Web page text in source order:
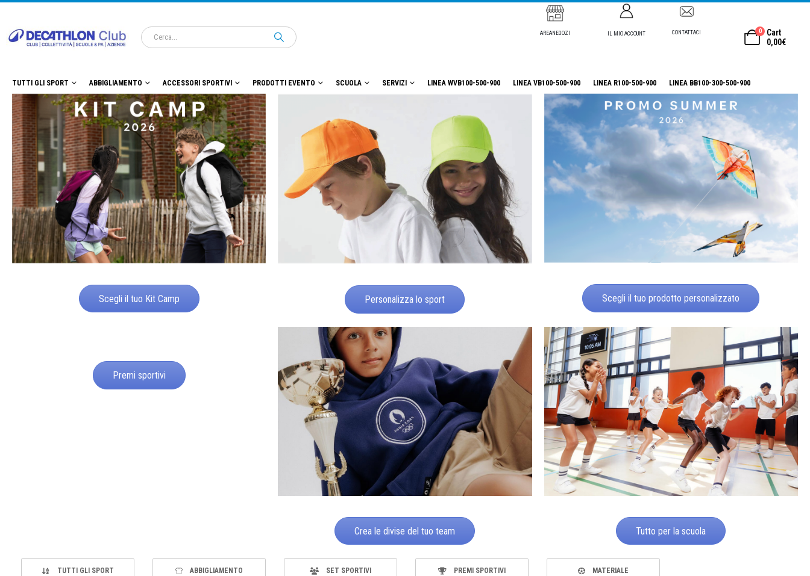
AREANEGOZI IL MIO ACCOUNT CONTATTACI 0
Cart
0,00€
TUTTI GLI SPORT ABBIGLIAMENTO ACCESSORI SPORTIVI PRODOTTI EVENTO SCUOLA SERVIZI LINEA WVB100-500-900 LINEA VB100-500-900 LINEA R100-500-900 LINEA BB100-300-500-900
Scegli il tuo Kit Camp Personalizza lo sport Scegli il tuo prodotto personalizzato
Premi sportivi
Crea le divise del tuo team Tutto per la scuola
TUTTI GLI SPORT ABBIGLIAMENTO SET SPORTIVI PREMI SPORTIVI MATERIALE